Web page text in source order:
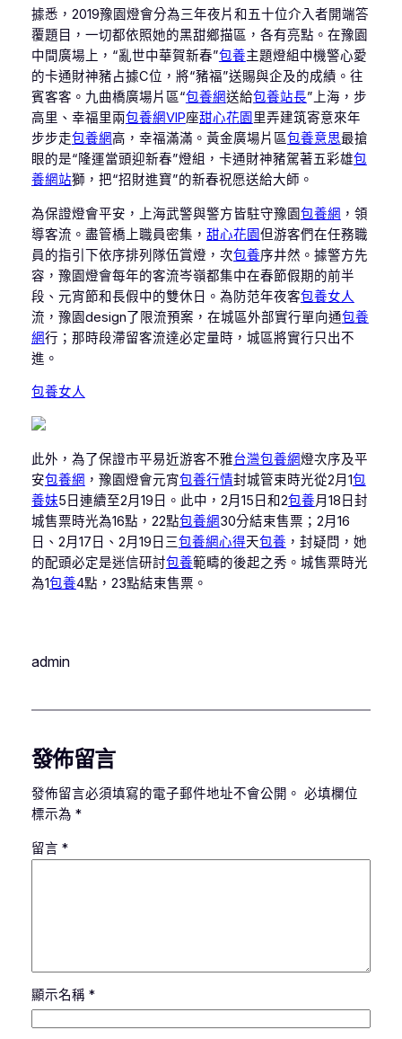
據悉，2019豫園燈會分為三年夜片和五十位介入者開端答
覆題目，一切都依照她的黑甜鄉描區，各有亮點。在豫園
中間廣場上，“亂世中華賀新春”包養主題燈組中機警心愛
的卡通財神豬占據C位，將“豬福”送賜與企及的成績。往
賓客客。九曲橋廣場片區“包養網送給包養站長”上海，步
高里、幸福里兩包養網VIP座甜心花園里弄建筑寄意來年
步步走包養網高，幸福滿滿。黃金廣場片區包養意思最搶
眼的是“隆運當頭迎新春”燈組，卡通財神豬駕著五彩雄包
養網站獅，把“招財進寶”的新春祝愿送給大師。
為保證燈會平安，上海武警與警方皆駐守豫園包養網 ，領
導客流。盡管橋上職員密集， 甜心花園但游客們在任務職
員的指引下依序排列隊伍賞燈，次包養序井然。據警方先
容，豫園燈會每年的客流岑嶺都集中在春節假期的前半
段、元宵節和長假中的雙休日。為防范年夜客包養女人
流，豫園design了限流預案，在城區外部實行單向通包養
網行；那時段滯留客流達必定量時，城區將實行只出不
進。
包養女人
此外，為了保證市平易近游客不雅台灣包養網燈次序及平
安包養網 ，豫園燈會元宵包養行情封城管束時光從2月1包
養妹5日連續至2月19日。此中，2月15日和2包養月18日封
城售票時光為16點，22點包養網30分結束售票；2月16
日、2月17日、2月19日三包養網心得天包養 ，封疑問，她
的配頭必定是迷信研討包養範疇的後起之秀。城售票時光
為1包養4點，23點結束售票。
admin
發佈留言
發佈留言必須填寫的電子郵件地址不會公開。 必填欄位
標示為 *
留言 *
顯示名稱 *